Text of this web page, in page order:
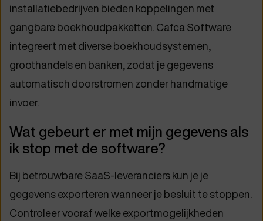
installatiebedrijven bieden koppelingen met
gangbare boekhoudpakketten. Cafca Software
integreert met diverse boekhoudsystemen,
groothandels en banken, zodat je gegevens
automatisch doorstromen zonder handmatige
invoer.
Wat gebeurt er met mijn gegevens als
ik stop met de software?
Bij betrouwbare SaaS-leveranciers kun je je
gegevens exporteren wanneer je besluit te stoppen.
Controleer vooraf welke exportmogelijkheden